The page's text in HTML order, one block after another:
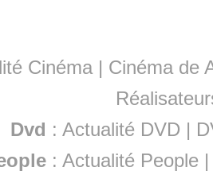
Cinéma | Cinéma de
Dvd : Actualité DVD |
:Actualité People